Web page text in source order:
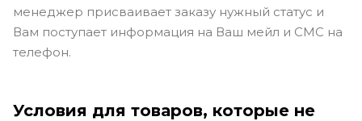
менеджер присваивает заказу нужный статус и
Вам поступает информация на Ваш мейл и СМС на
телефон.
Условия для товаров, которые не